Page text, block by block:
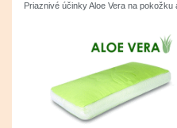
Priaznivé účinky Aloe Vera na pokožku
Jadro vankúša ALOE VERA VISCO -
Pri kontakte s ľudským telom
svoju tuhosť podľa absorbovaného
čím sú docielené ideálne elastické
potrebné pre dokonalé uvoľnenie
svalstva.
Použité materiály nespôsobujú ani